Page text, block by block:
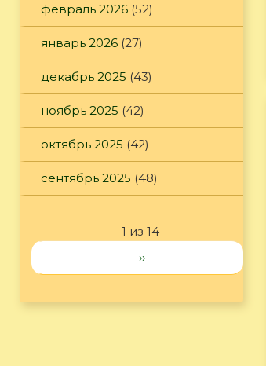
февраль 2026 (52)
январь 2026 (27)
декабрь 2025 (43)
ноябрь 2025 (42)
октябрь 2025 (42)
сентябрь 2025 (48)
1 из 14
››